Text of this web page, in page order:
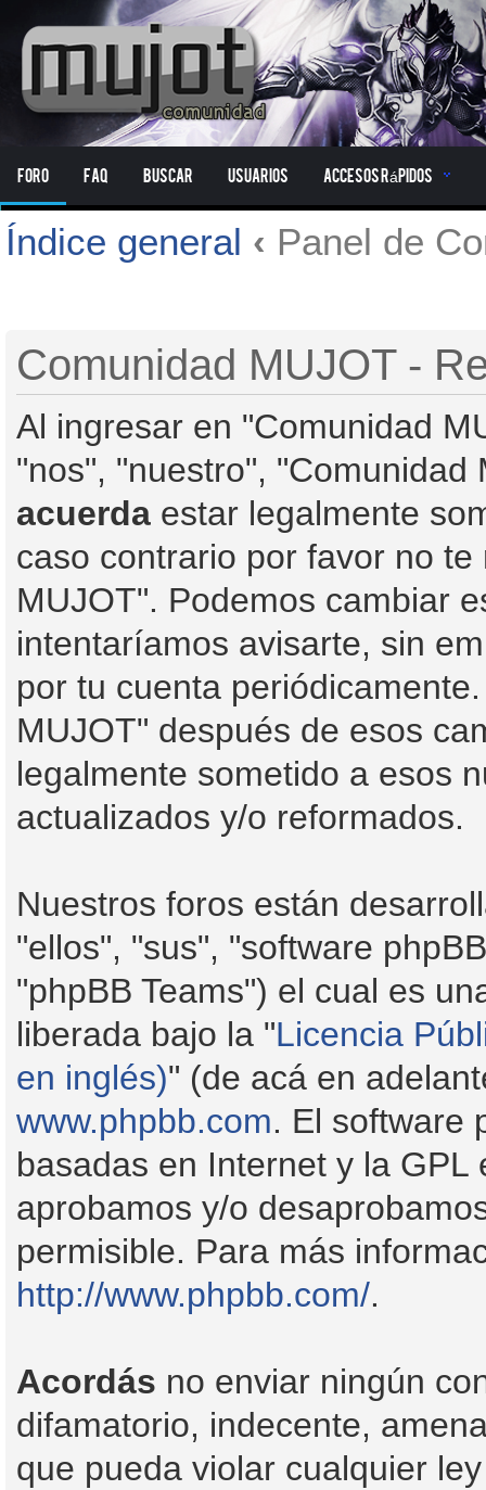
Foro FAQ Buscar Usuarios Accesos Rápidos
Índice general ‹ Panel de
Comunidad MUJOT -
Al ingresar en "Comunidad
"nos", "nuestro",
acuerda estar legalmente
caso contrario por favor no
MUJOT". Podemos cambiar
intentaríamos avisarte, sin
por tu cuenta
MUJOT" después de esos
legalmente sometido a esos
actualizados y/o reformados.
Nuestros foros están
"ellos", "sus", "software
"phpBB Teams") el cual es
liberada bajo la "Licencia
en inglés)" (de acá en
www.phpbb.com. El software
basadas en Internet y la
aprobamos y/o
permisible. Para más
http://www.phpbb.com/.
Acordás no enviar ningún
difamatorio, indecente,
que pueda violar cualquier